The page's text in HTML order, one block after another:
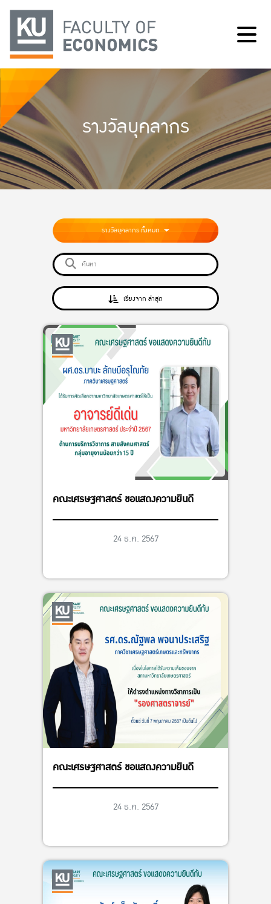
รางวัลบุคลากร
รางวัลบุคลากร ทั้งหมด
เรียงจาก ล่าสุด
คณะเศรษฐศาสตร์ ขอแสดงความยินดี
24 ธ.ค. 2567
คณะเศรษฐศาสตร์ ขอแสดงความยินดี
24 ธ.ค. 2567